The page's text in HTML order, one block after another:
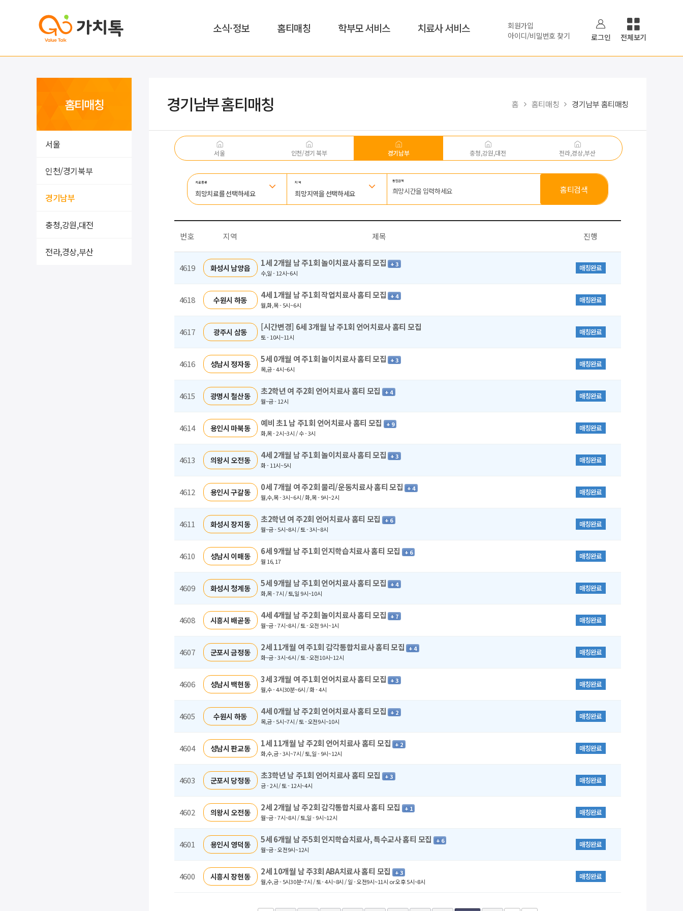
소식·정보 홈티매칭 학부모 서비스 치료사 서비스
회원가입
아이디/비밀번호 찾기
로그인 전체보기
홈티매칭
서울
인천/경기북부
경기남부
충청,강원,대전
전라,경상,부산
경기남부 홈티매칭 홈 홈티매칭 경기남부 홈티매칭
서울 인천/경기 북부 경기남부 충청,강원,대전 전라,경상,부산
치료종류
희망치료를 선택하세요
지 역
희망지역을 선택하세요
통합검색
번호 지역 제목 진행
4619 화성시 남양읍 1세 2개월 남 주1회 놀이치료사 홈티 모집 + 3
수,일 - 12시~6시
매칭완료
4618 수원시 하동 4세 1개월 남 주1회 작업치료사 홈티 모집 + 4
월,화,목 - 5시~6시
매칭완료
4617 광주시 삼동 [시간변경] 6세 3개월 남 주1회 언어치료사 홈티 모집
토 - 10시~11시
매칭완료
4616 성남시 정자동 5세 0개월 여 주1회 놀이치료사 홈티 모집 + 3
목,금 - 4시~6시
매칭완료
4615 광명시 철산동 초2학년 여 주2회 언어치료사 홈티 모집
+ 4
월~금 - 12시
매칭완료
4614 용인시 마북동 예비 초1 남 주1회 언어치료사 홈티 모집
+ 9
화,목 - 2시~3시 / 수 - 3시
매칭완료
4613 의왕시 오전동 4세 2개월 남 주1회 놀이치료사 홈티 모집 + 3
화 - 11시~5시
매칭완료
4612 용인시 구갈동 0세 7개월 여 주2회 물리/운동치료사 홈티 모집 + 4
월,수,목 - 3시~6시 / 화,목 - 9시~2시
매칭완료
4611 화성시 장지동 초2학년 여 주2회 언어치료사 홈티 모집
+ 6
월~금 - 5시~8시 / 토 - 3시~8시
매칭완료
4610 성남시 이매동 6세 9개월 남 주1회 인지학습치료사 홈티 모집
+ 6
월 16, 17
매칭완료
4609 화성시 청계동 5세 9개월 남 주1회 언어치료사 홈티 모집 + 4
화,목 - 7시 / 토,일 9시~10시
매칭완료
4608 시흥시 배곧동 4세 4개월 남 주2회 놀이치료사 홈티 모집 + 7
월~금 - 7시~8시 / 토 - 오전 9시~1시
매칭완료
4607 군포시 금정동 2세 11개월 여 주1회 감각통합치료사 홈티 모집 + 4
화~금 - 3시~6시 / 토 - 오전10시~12시
매칭완료
4606 성남시 백현동 3세 3개월 여 주1회 언어치료사 홈티 모집 + 3
월,수 - 4시30분~6시 / 화 - 4시
매칭완료
4605 수원시 하동 4세 0개월 남 주2회 언어치료사 홈티 모집 + 2
목,금 - 5시~7시 / 토 - 오전9시~10시
매칭완료
4604 성남시 판교동 1세 11개월 남 주2회 언어치료사 홈티 모집
+ 2
화,수,금 - 3시~7시 / 토,일 - 9시~12시
매칭완료
4603 군포시 당정동 초3학년 남 주1회 언어치료사 홈티 모집
+ 3
금 - 2시 / 토 - 12시~4시
매칭완료
4602 의왕시 오전동 2세 2개월 남 주2회 감각통합치료사 홈티 모집
+ 1
월~금 - 7시~8시 / 토,일 - 9시~12시
매칭완료
4601 용인시 영덕동 5세 6개월 남 주5회 인지학습치료사, 특수교사 홈티 모집
+ 6
월~금 - 오전9시~12시
매칭완료
4600 시흥시 장현동 2세 10개월 남 주3회 ABA치료사 홈티 모집
+ 3
월,수,금 - 5시30분~7시 / 토 - 4시~8시 / 일 - 오전9시~11시 or 오후 5시~8시
매칭완료